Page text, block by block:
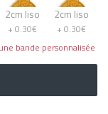
2cm liso
+ 0.30€
2cm liso
+ 0.30€
bande personnalisée